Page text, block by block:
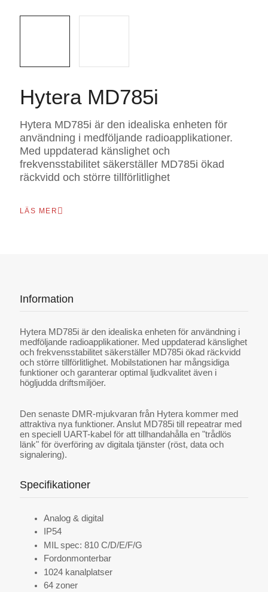
Hytera MD785i
Hytera MD785i är den idealiska enheten för
användning i medföljande radioapplikationer.
Med uppdaterad känslighet och
frekvensstabilitet säkerställer MD785i ökad
räckvidd och större tillförlitlighet
LÄS MER
Information
Hytera MD785i är den idealiska enheten för användning i
medföljande radioapplikationer. Med uppdaterad känslighet
och frekvensstabilitet säkerställer MD785i ökad räckvidd
och större tillförlitlighet. Mobilstationen har mångsidiga
funktioner och garanterar optimal ljudkvalitet även i
högljudda driftsmiljöer.
Den senaste DMR-mjukvaran från Hytera kommer med
attraktiva nya funktioner. Anslut MD785i till repeatrar med
en speciell UART-kabel för att tillhandahålla en "trådlös
länk" för överföring av digitala tjänster (röst, data och
signalering).
Specifikationer
Analog & digital
IP54
MIL spec: 810 C/D/E/F/G
Fordonmonterbar
1024 kanalplatser
64 zoner